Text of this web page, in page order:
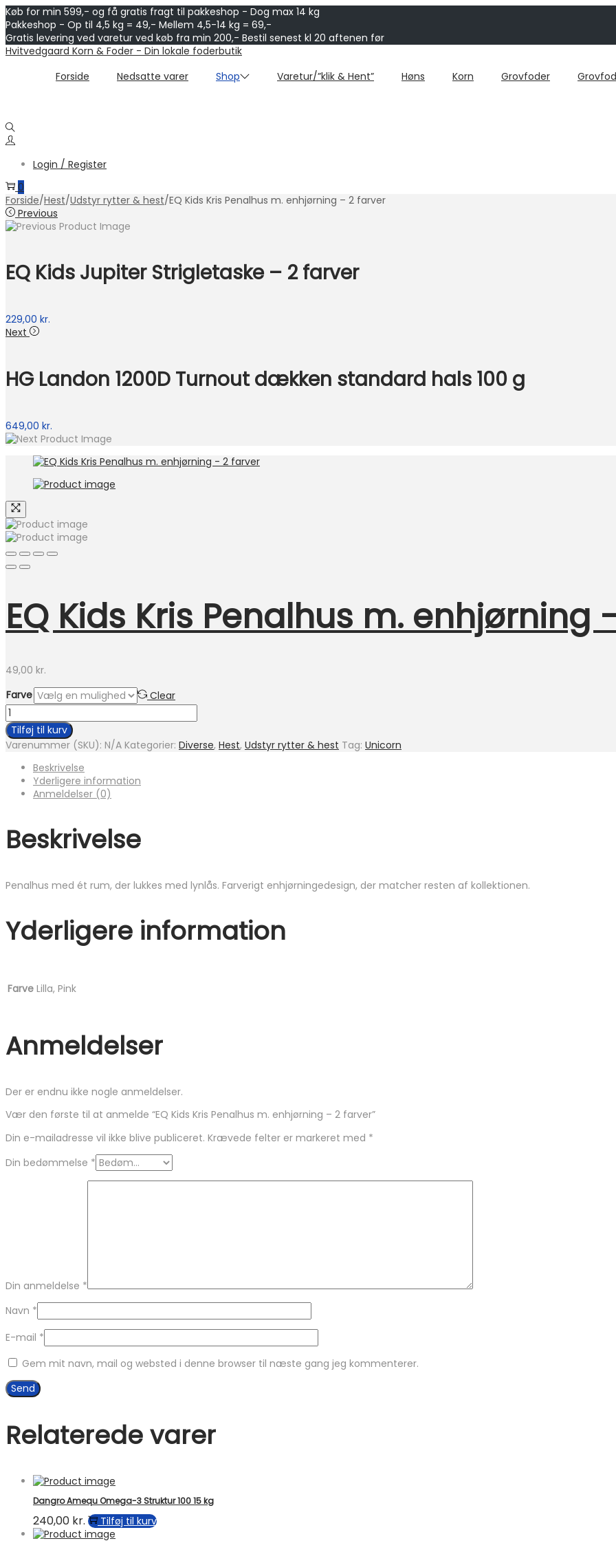
Køb for min 599,- og få gratis fragt til pakkeshop - Dog max 14 kg
Pakkeshop - Op til 4,5 kg = 49,- Mellem 4,5-14 kg = 69,-
Gratis levering ved varetur ved køb fra min 200,- Bestil senest kl 20 aftenen før
Skip
Skip
Hvitvedgaard Korn & Foder - Din lokale foderbutik
Forside
Nedsatte varer Shop Varetur/”klik & Hent” Høns Korn Grovfoder
Login / Register
0
Forside/Hest/Udstyr rytter & hest/EQ Kids Kris Penalhus m. enhjørning – 2 farver
Previous
EQ Kids Jupiter Strigletaske – 2 farver
229,00 kr.
Next
HG Landon 1200D Turnout dækken standard hals 100 g
649,00 kr.
EQ Kids Kris Penalhus m. enhjørning
49,00 kr.
Farve
Clear
EQ
Kids
Kris
Penalhus
enhjørning
antal
Tilføj til kurv
Varenummer (SKU): N/A Kategorier: Diverse, Hest, Udstyr rytter & hest Tag: Unicorn
Beskrivelse
Yderligere information
Anmeldelser (0)
Beskrivelse
Penalhus med ét rum, der lukkes med lynlås. Farverigt enhjørningedesign, der matcher resten af kollektionen.
Yderligere information
Farve Lilla, Pink
Anmeldelser
Der er endnu ikke nogle anmeldelser.
Vær den første til at anmelde “EQ Kids Kris Penalhus m. enhjørning – 2 farver”
Din e-mailadresse vil ikke blive publiceret. Krævede felter er markeret med *
Din bedømmelse *
Din anmeldelse *
Navn *
E-mail *
Gem mit navn, mail og websted i denne browser til næste gang jeg kommenterer.
Relaterede varer
Dangro Amequ Omega-3 Struktur 100 15 kg
240,00 kr. Tilføj til kurv